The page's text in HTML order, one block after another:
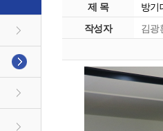
제 목
방기
작성자
김광